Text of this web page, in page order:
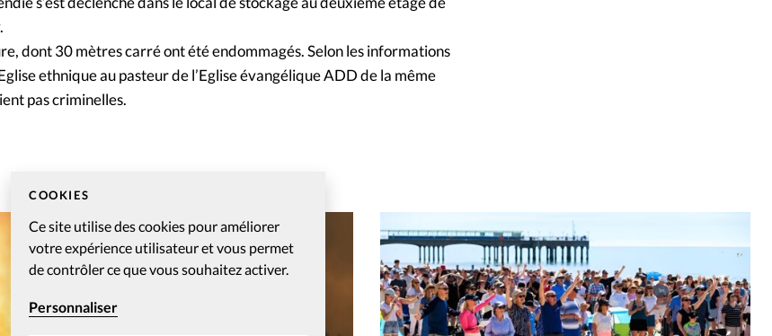
COOKIES
Ce site utilise des cookies pour améliorer
votre expérience utilisateur et vous permet
de contrôler ce que vous souhaitez activer.
Personnaliser
dont 30 mètres carré ont été endommagés. Selon les informations
ethnique au pasteur de l’Eglise évangélique ADD de la même
pas criminelles.